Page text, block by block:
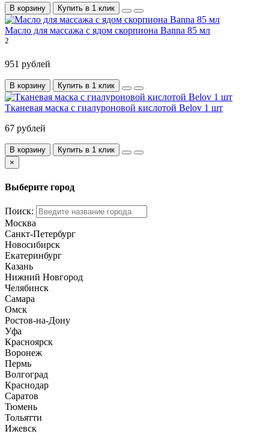
В корзину Купить в 1 клик
Масло для массажа с ядом скорпиона Banna 85 мл
2
951 рублей
В корзину Купить в 1 клик
Тканевая маска с гиалуроновой кислотой Belov 1 шт
67 рублей
В корзину
Купить в 1 клик
×
Выберите город
Поиск:
Москва
Санкт-Петербург
Новосибирск
Екатеринбург
Казань
Нижний Новгород
Челябинск
Самара
Омск
Ростов-на-Дону
Уфа
Красноярск
Воронеж
Пермь
Волгоград
Краснодар
Саратов
Тюмень
Тольятти
Ижевск